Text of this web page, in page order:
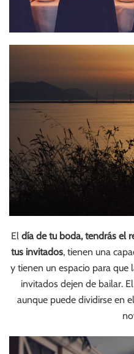
El día de tu boda, tendrás el
tus invitados, tienen una
y tienen un espacio para que
invitados dejen de bailar.
aunque puede dividirse en